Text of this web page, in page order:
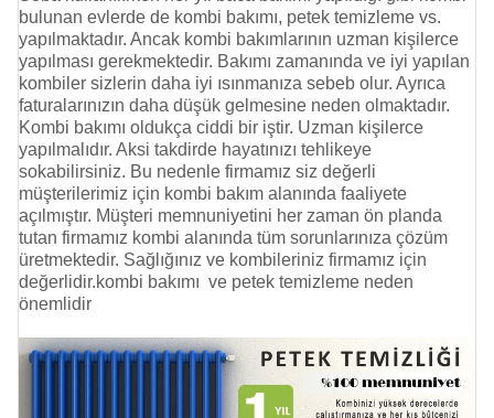
bulunan evlerde de kombi bakımı, petek temizleme vs.
yapılmaktadır. Ancak kombi bakımlarının uzman kişilerce
yapılması gerekmektedir. Bakımı zamanında ve iyi yapılan
kombiler sizlerin daha iyi ısınmanıza sebeb olur. Ayrıca
faturalarınızın daha düşük gelmesine neden olmaktadır.
Kombi bakımı oldukça ciddi bir iştir. Uzman kişilerce
yapılmalıdır. Aksi takdirde hayatınızı tehlikeye
sokabilirsiniz. Bu nedenle firmamız siz değerli
müşterilerimiz için kombi bakım alanında faaliyete
açılmıştır. Müşteri memnuniyetini her zaman ön planda
tutan firmamız kombi alanında tüm sorunlarınıza çözüm
üretmektedir. Sağlığınız ve kombileriniz firmamız için
değerlidir.kombi bakımı ve petek temizleme neden
önemlidir